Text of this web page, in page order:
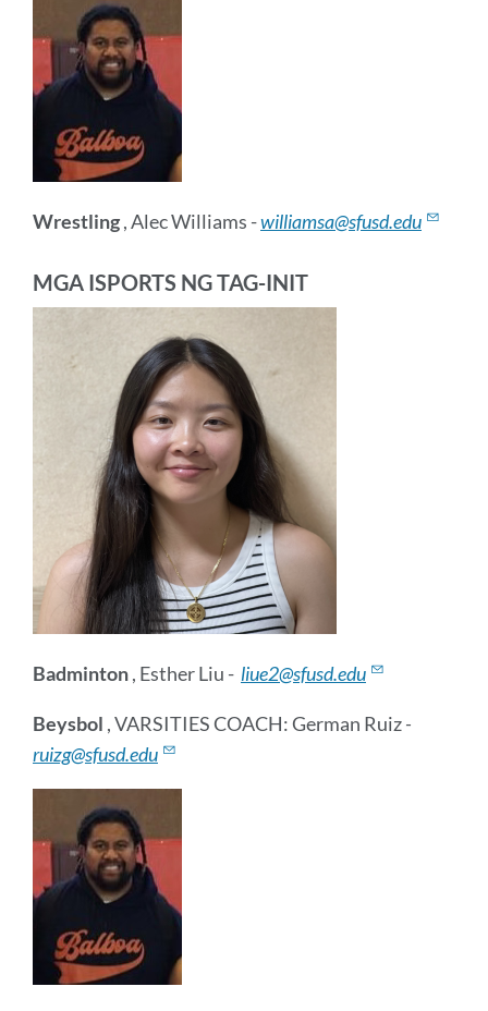
Wrestling, Alec Williams -williamsa@sfusd.edu
MGA ISPORTS NG TAG-INIT
Badminton, Esther Liu - liue2@sfusd.edu
Beysbol , VARSITIES COACH: German Ruiz-
ruizg@sfusd.edu